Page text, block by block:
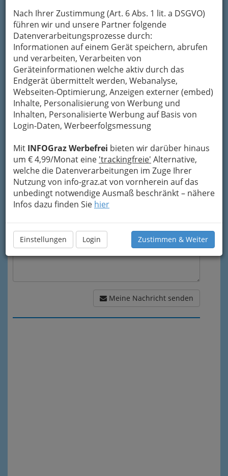
Nach Ihrer Zustimmung (Art. 6 Abs. 1 lit. a DSGVO)
führen wir und unsere Partner folgende
Datenverarbeitungsprozesse durch:
Informationen auf einem Gerät speichern, abrufen
und verarbeiten, Verarbeiten von
Geräteinformationen welche aktiv durch das
Endgerät übermittelt werden, Webanalyse,
Webseiten-Optimierung, Anzeigen externer (embed)
Inhalte, Personalisierung von Werbung und
Inhalten, Personalisierte Werbung auf Basis von
Login-Daten, Werbeerfolgsmessung
Mit INFOGraz Werbefrei bieten wir darüber hinaus
um € 4,99/Monat eine 'trackingfreie' Alternative,
welche die Datenverarbeitungen im Zuge Ihrer
Nutzung von info-graz.at von vornherein auf das
unbedingt notwendige Ausmaß beschränkt – nähere
Infos dazu finden Sie hier
Einstellungen Login Zustimmen & Weiter
Absenden umgehend per Mail an das
Unternehmen J.K. Klammerth, Josef Hahns Erben
KG - Cooking - Dining - Giving - Living
weitergeleitet.
Mein Name
Meine Email Adresse
Meine Nachricht
Meine Nachricht senden